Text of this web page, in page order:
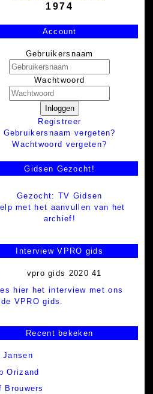
1974
Account
Gebruikersnaam
Wachtwoord
Inloggen
Registreer
Gebruikersnaam vergeten?
Wachtwoord vergeten?
Gidsen Gezocht!
Gezocht: TV Gidsen
met het aanvullen van het
archief!
Interview VPRO gids
hier het interview met ons
VPRO gids.
Recent bekeken
Jansen
Orizand
Brouwers